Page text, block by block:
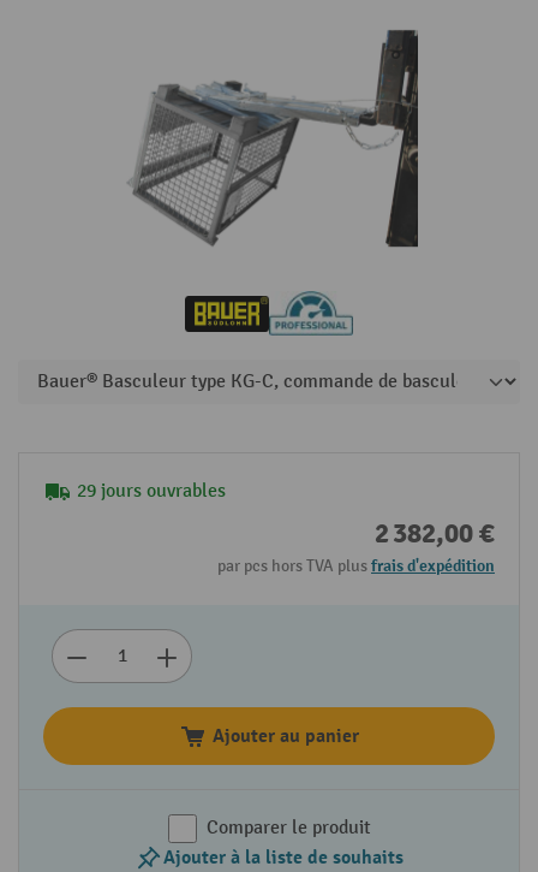
29 jours ouvrables
2 382,00 €
par pcs hors TVA plusfrais d'expédition
Ajouter au panier
Comparer le produit
Ajouter à la liste de souhaits